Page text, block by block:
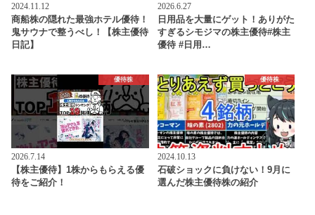
2024.11.12
商船株の隠れた最強ホテル優待！
鬼サウナで整うべし！【株主優待
日記】
2026.6.27
日用品を大量にゲット！ありがた
すぎるシモジマの株主優待#株主
優待 #日用…
優待株
2026.7.14
【株主優待】1株からもらえる優
待をご紹介！
優待株
2024.10.13
石破ショックに負けない！9月に
選んだ株主優待株の紹介